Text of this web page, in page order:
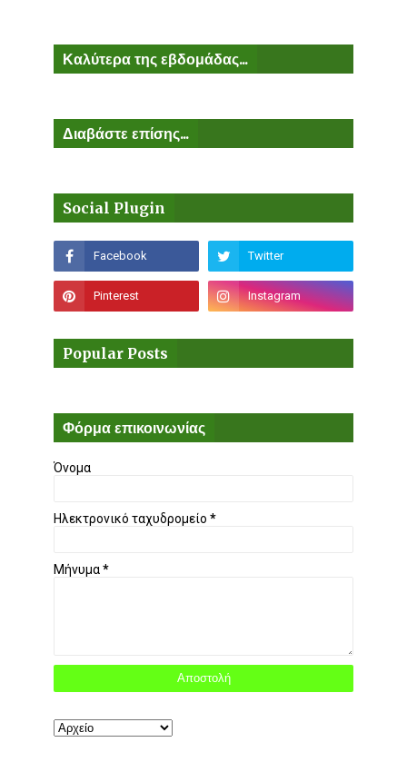
Καλύτερα της εβδομάδας...
Διαβάστε επίσης...
Social Plugin
Popular Posts
Φόρμα επικοινωνίας
Όνομα
Ηλεκτρονικό ταχυδρομείο *
Μήνυμα*